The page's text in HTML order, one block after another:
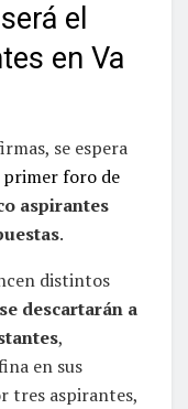
el
en Va
se espera
primer foro de
aspirantes
.
distintos
se descartarán a
,
en sus
tres aspirantes,